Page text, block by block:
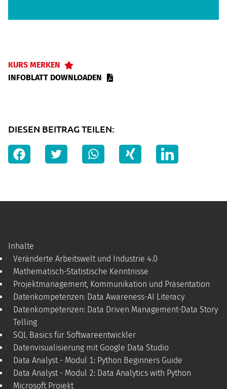
KURS MERKEN
INFOBLATT DOWNLOADEN
DIESEN BEITRAG TEILEN:
Inhalte
Veränderte Arbeitswelt und Industrie 4.0
Mathematisch-Statistische Kenntnisse
Projektmanagement, Kommunikation und Präsentation
Datenkompetenzen: Data Awareness-AI Literacy
Datenkompetenzen: Data Driven Management-Data Story
Telling
SQL Basics für Softwareentwickler
Datenvisualisierung mit Google Data Studio
Data Analyst - Modul 1: Python Beginners Guide
Data Analyst - Modul 2: Data Analytics with Python
Microsoft Projekt